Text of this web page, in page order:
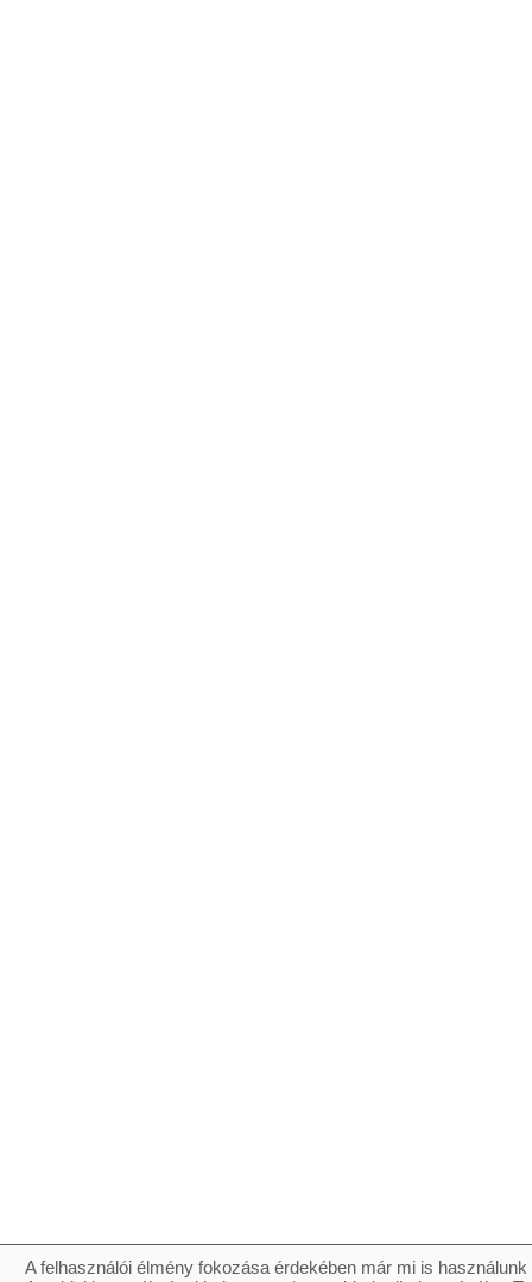
A felhasználói élmény fokozása érdekében már mi is